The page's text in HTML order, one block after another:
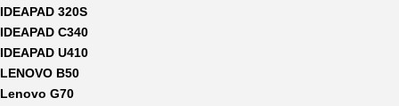
IDEAPAD 320S
IDEAPAD C340
IDEAPAD U410
LENOVO B50
Lenovo G70